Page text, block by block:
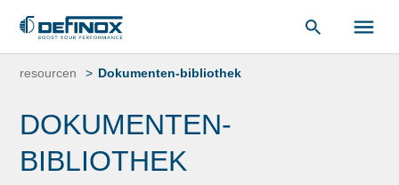
Zum
unsereDokumentenbibliothek
resourcen Dokumenten-bibliothek
DOKUMENTEN-
BIBLIOTHEK